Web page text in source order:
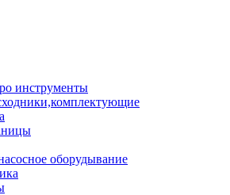
инструменты
оборудывание